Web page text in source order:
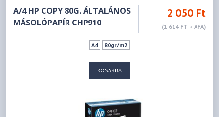
A/4 HP COPY 80G. ÁLTALÁNOS
MÁSOLÓPAPÍR CHP910
2 050 Ft
(1 614 FT + ÁFA)
A4 80gr/m2
KOSÁRBA